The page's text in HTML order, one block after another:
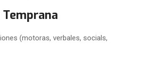
(motoras, verbales, socials,